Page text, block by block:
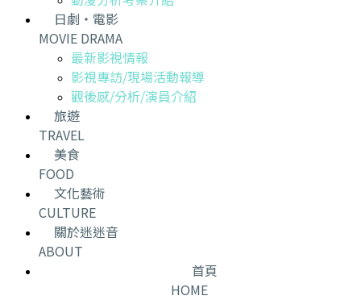
日劇・電影
MOVIE DRAMA
最新影視情報
影視專訪/現場活動報導
觀後感/分析/演員介紹
旅遊
TRAVEL
美食
FOOD
文化藝術
CULTURE
關於迷迷音
ABOUT
首頁
HOME